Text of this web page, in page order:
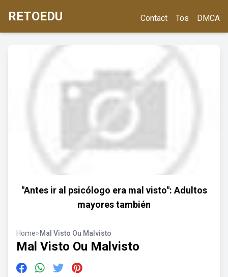
RETOEDU Contact Tos DMCA
"Antes ir al psicólogo era mal visto": Adultos
mayores también
Home>Mal Visto Ou Malvisto
Mal Visto Ou Malvisto